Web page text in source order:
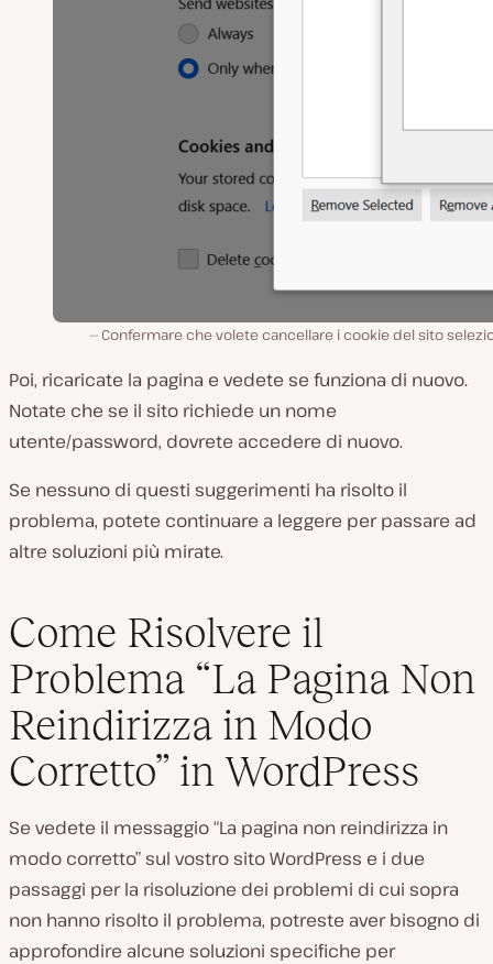
Confermare che volete cancellare i cookie del sito
Poi, ricaricate la pagina e vedete se funziona di nuovo.
Notate che se il sito richiede un nome
utente/password, dovrete accedere di nuovo.
Se nessuno di questi suggerimenti ha risolto il
problema, potete continuare a leggere per passare ad
altre soluzioni più mirate.
Come Risolvere il
Problema “La Pagina Non
Reindirizza in Modo
Corretto” in WordPress
Se vedete il messaggio “La pagina non reindirizza in
modo corretto” sul vostro sito WordPress e i due
passaggi per la risoluzione dei problemi di cui sopra
non hanno risolto il problema, potreste aver bisogno di
approfondire alcune soluzioni specifiche per